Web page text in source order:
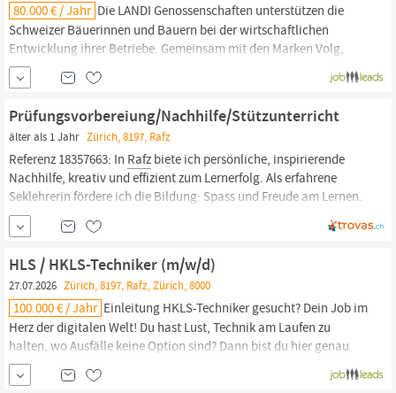
80.000 € / Jahr Die LANDI Genossenschaften unterstützen die
Schweizer Bäuerinnen und Bauern bei der wirtschaftlichen
Entwicklung ihrer Betriebe. Gemeinsam mit den Marken Volg,
TopShop und AGROLA versorgen die LANDI Genossenschaften
zudem die Bevölkerung im ländlichen Raum der Schweiz mit
Lebensmitteln, Gütern des täglichen Bedarfs und Energie. Die
LANDI Züri Unterland ist erfolgreich...
Prüfungsvorbereiung/Nachhilfe/Stützunterricht
älter als 1 Jahr Zürich, 8197, Rafz
Referenz 18357663: In Rafz biete ich persönliche, inspirierende
Nachhilfe, kreativ und effizient zum Lernerfolg. Als erfahrene
Seklehrerin fördere ich die Bildung: Spass und Freude am Lernen.
Training auf die Kantiprüfung, ZAP/Vorbereitung aufs
Gymnasium, Berufsmaturitätsschule, BM 1 und BM2, QVs,
HLS / HKLS-Techniker (m/w/d)
27.07.2026 Zürich, 8197, Rafz, Zürich, 8000
100.000 € / Jahr Einleitung HKLS-Techniker gesucht? Dein Job im
Herz der digitalen Welt! Du hast Lust, Technik am Laufen zu
halten, wo Ausfälle keine Option sind? Dann bist du hier genau
richtig! Für unser neues Rechenzentrum in
(ZH) suchen wir
jemanden, der sich mit Heizung, Klima, Lüftung und Sanit e4r